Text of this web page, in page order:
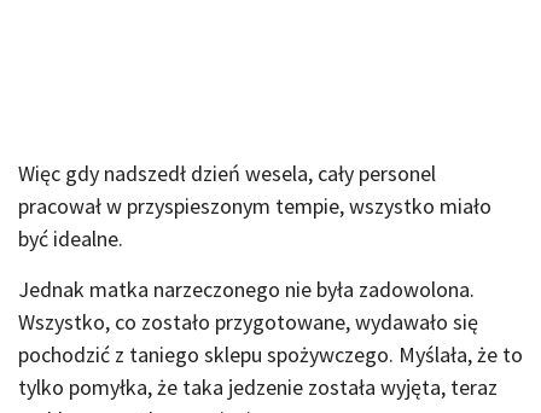
Więc gdy nadszedł dzień wesela, cały personel
pracował w przyspieszonym tempie, wszystko miało
być idealne.
Jednak matka narzeczonego nie była zadowolona.
Wszystko, co zostało przygotowane, wydawało się
pochodzić z taniego sklepu spożywczego. Myślała, że to
tylko pomyłka, że taka jedzenie została wyjęta, teraz